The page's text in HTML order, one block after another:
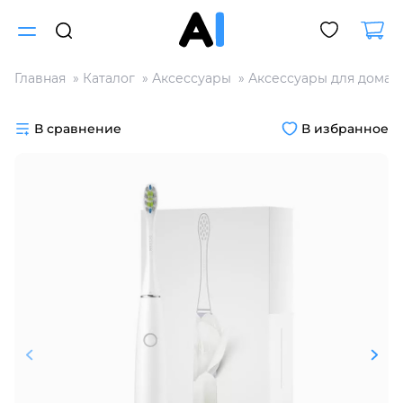
Главная Каталог Аксессуары Аксессуары для дома
В сравнение В избранное
Разбейте
без переплат
25